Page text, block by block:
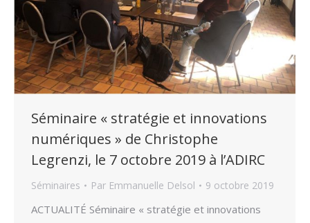
Séminaire « stratégie et innovations
numériques » de Christophe
Legrenzi, le 7 octobre 2019 à l’ADIRC
Séminaires Par Emmanuelle Delsol 9 octobre 2019
ACTUALITÉ Séminaire « stratégie et innovations